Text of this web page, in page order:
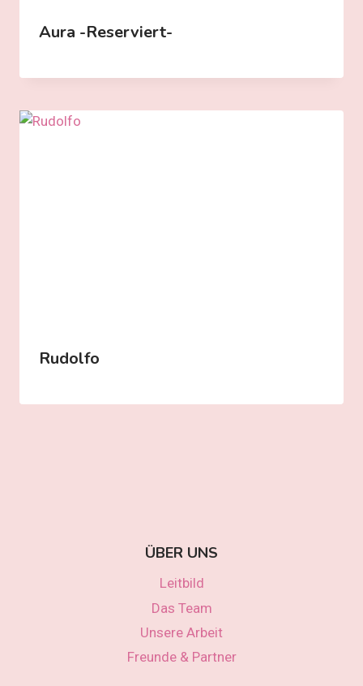
Aura -reserviert-
Rudolfo
ÜBER UNS
Leitbild
Das Team
Unsere Arbeit
Freunde & Partner